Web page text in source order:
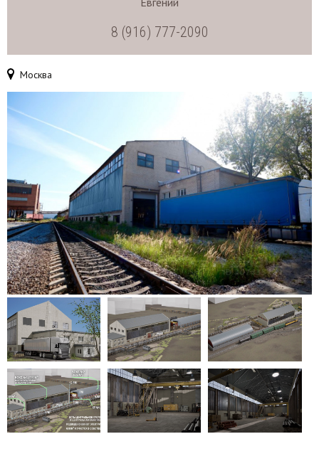
8 (916) 777-2090
Москва